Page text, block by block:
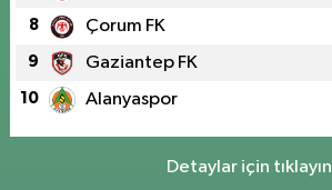
8 Çorum FK
9 Gaziantep FK
10 Alanyaspor
Detaylar için tıklayın